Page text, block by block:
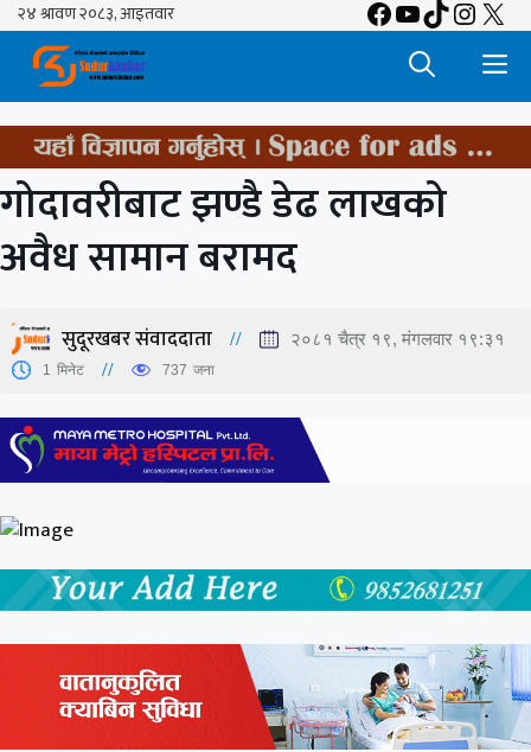
Skip
content
Facebook
YouTube
TikTok
X
गोदावरीबाट झण्डै डेढ लाखको
अवैध सामान बरामद
सुदूरखबर संवाददाता २०८१ चैत्र १९, मंगलवार १९:३१
1 मिनेट 737 जना